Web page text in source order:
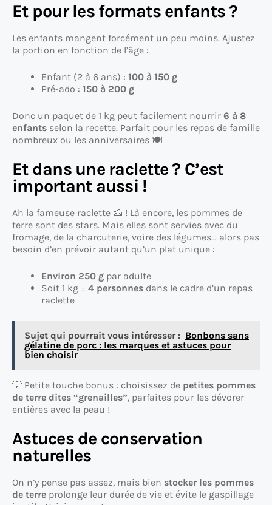
Et pour les formats enfants ?
Les enfants mangent forcément un peu moins. Ajustez
la portion en fonction de l’âge :
Enfant (2 à 6 ans) : 100 à 150 g
Pré-ado : 150 à 200 g
Donc un paquet de 1 kg peut facilement nourrir 6 à 8
enfants selon la recette. Parfait pour les repas de famille
nombreux ou les anniversaires 🍽
Et dans une raclette ? C’est
important aussi !
Ah la fameuse raclette 🧀 ! Là encore, les pommes de
terre sont des stars. Mais elles sont servies avec du
fromage, de la charcuterie, voire des légumes… alors pas
besoin d’en prévoir autant qu’un plat unique :
Environ 250 g par adulte
Soit 1 kg = 4 personnes dans le cadre d’un repas
raclette
Sujet qui pourrait vous intéresser : Bonbons sans
gélatine de porc : les marques et astuces pour
bien choisir
💡 Petite touche bonus : choisissez de petites pommes
de terre dites “grenailles”, parfaites pour les dévorer
entières avec la peau !
Astuces de conservation
naturelles
On n’y pense pas assez, mais bien stocker les pommes
de terre prolonge leur durée de vie et évite le gaspillage